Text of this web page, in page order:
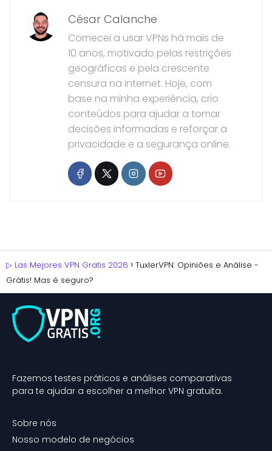
César Calanche
Comecei a usar VPNs há mais de
10 anos, motivado pelas restrições
geográficas e pela crescente
censura na internet. Hoje, com
base na minha experiência, crio
conteúdos para ajudar a tomar
decisões informadas e reforçar a
privacidade e a segurança online.
▷ Las Mejores VPN Gratis 2026
TuxlerVPN: Opiniões e Análise -
Grátis! Mas é seguro?
Fazemos testes práticos e análises comparativas
para te ajudar a escolher a melhor VPN gratuita.
Sobre nós
Nosso modelo de negócios